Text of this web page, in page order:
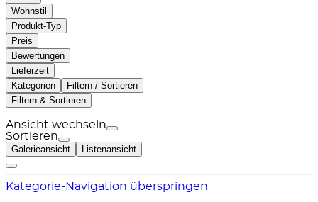
Wohnstil
Produkt-Typ
Preis
Bewertungen
Lieferzeit
Kategorien
Filtern / Sortieren
Filtern & Sortieren
Ansicht wechseln
Sortieren
Galerieansicht Listenansicht
Kategorie-Navigation überspringen